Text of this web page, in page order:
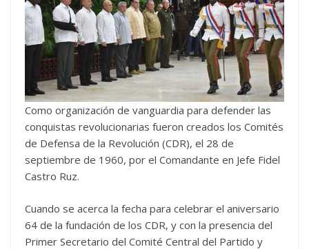
Como organización de vanguardia para defender las
conquistas revolucionarias fueron creados los Comités
de Defensa de la Revolución (CDR), el 28 de
septiembre de 1960, por el Comandante en Jefe Fidel
Castro Ruz.
Cuando se acerca la fecha para celebrar el aniversario
64 de la fundación de los CDR, y con la presencia del
Primer Secretario del Comité Central del Partido y